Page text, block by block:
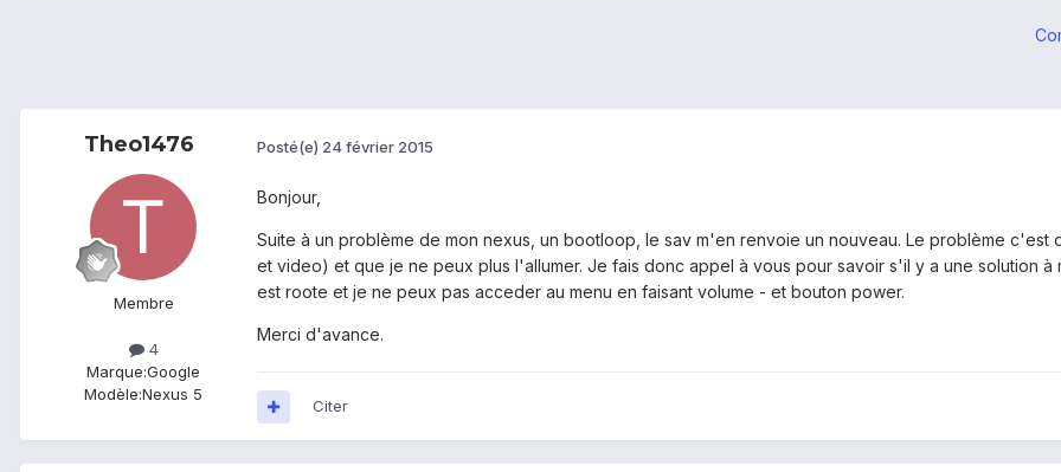
Theo1476
Membre
4
Marque:Google
Modèle:Nexus 5
Posté(e) 24 février 2015
Bonjour,
Suite à un problème de mon nexus, un bootloop, le sav m'en renvoie un nouveau. Le problème
et video) et que je ne peux plus l'allumer. Je fais donc appel à vous pour savoir s'il y a une solution
est roote et je ne peux pas acceder au menu en faisant volume - et bouton power.
Merci d'avance.
Citer